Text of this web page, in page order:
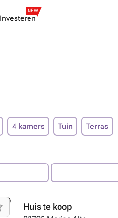
Investeren
NEW
4 kamers Tuin Terras
Huis te koop